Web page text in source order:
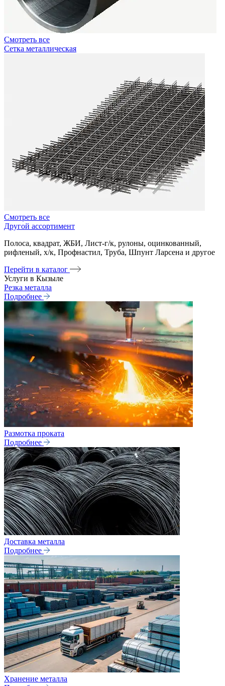
Смотреть все
Сетка металлическая
Смотреть все
Другой ассортимент
Полоса, квадрат, ЖБИ, Лист-г/к, рулоны, оцинкованный,
рифленый, х/к, Профнастил, Труба, Шпунт Ларсена и другое
Перейти в каталог
Услуги в Кызыле
Резка металла
Подробнее
Размотка проката
Подробнее
Доставка металла
Подробнее
Хранение металла